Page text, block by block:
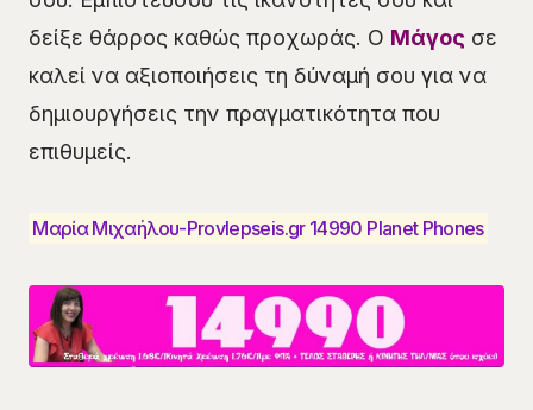
δείξε θάρρος καθώς προχωράς. Ο Μάγος σε
καλεί να αξιοποιήσεις τη δύναμή σου για να
δημιουργήσεις την πραγματικότητα που
επιθυμείς.
Μαρία Μιχαήλου-Provlepseis.gr 14990 Planet Phones